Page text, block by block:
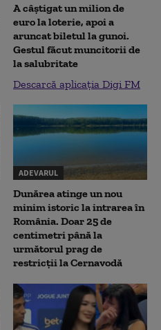
A câștigat un milion de
euro la loterie, apoi a
aruncat biletul la gunoi.
Gestul făcut muncitorii de
la salubritate
Descarcă aplicația Digi FM
ADEVARUL
Dunărea atinge un nou
minim istoric la intrarea în
România. Doar 25 de
centimetri până la
următorul prag de
restricții la Cernavodă